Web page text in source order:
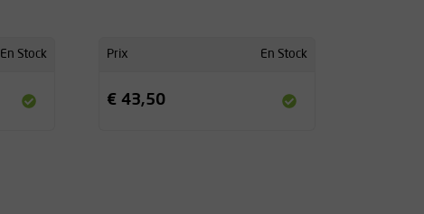
En Stock Prix En Stock
€ 43,50